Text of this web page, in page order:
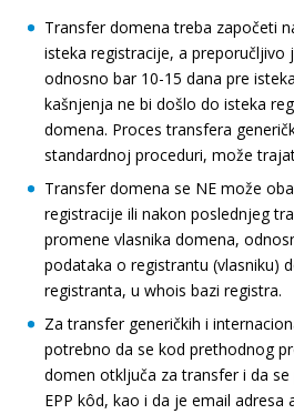
Transfer domena treba započeti
isteka registracije, a preporučljivo
odnosno bar 10-15 dana pre
kašnjenja ne bi došlo do isteka
domena. Proces transfera
standardnoj proceduri, može
Transfer domena se NE može
registracije ili nakon poslednjeg
promene vlasnika domena,
podataka o registrantu (vlasniku)
registranta, u whois bazi registra.
Za transfer generičkih i
potrebno da se kod prethodnog
domen otključa za transfer i da
EPP kôd, kao i da je email adresa